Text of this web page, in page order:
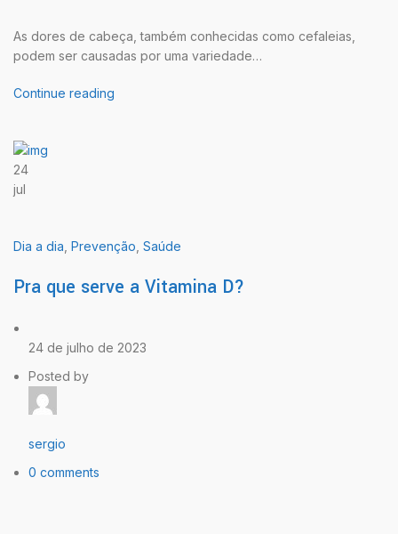
As dores de cabeça, também conhecidas como cefaleias,
podem ser causadas por uma variedade…
Continue reading
24
jul
Dia a dia Prevenção Saúde
Pra que serve a Vitamina D?
24 de julho de 2023
Posted by
sergio
0 comments